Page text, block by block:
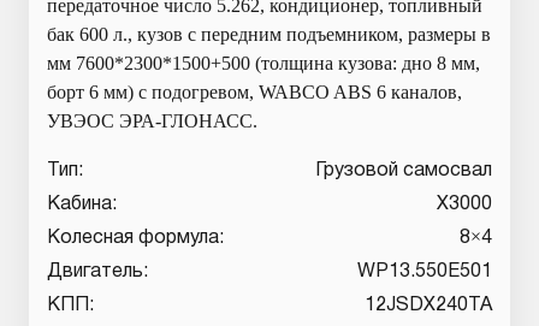
передаточное число 5.262, кондиционер, топливный
бак 600 л., кузов с передним подъемником, размеры в
мм 7600*2300*1500+500 (толщина кузова: дно 8 мм,
борт 6 мм) с подогревом, WABCO ABS 6 каналов,
УВЭОС ЭРА-ГЛОНАСС.
Тип:
Грузовой самосвал
Кабина:
X3000
Колесная формула:
8×4
Двигатель:
WP13.550E501
КПП:
12JSDX240TA